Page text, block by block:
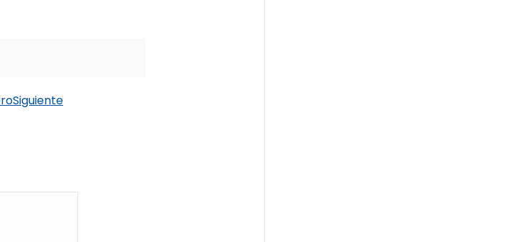
Siguiente